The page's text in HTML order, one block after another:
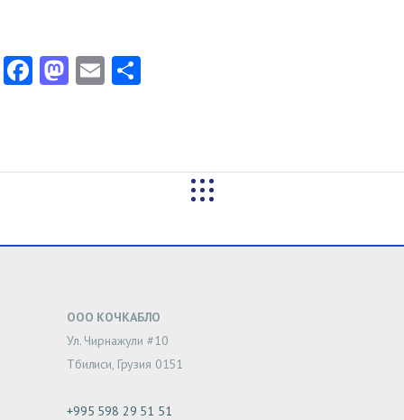
Facebook
Mastodon
Email
ООО КОЧКАБЛО
Ул. Чирнажули #10
Тбилиси, Грузия 0151
+995 598 29 51 51